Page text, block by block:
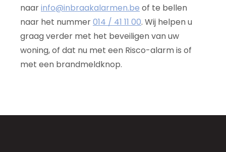
naarinfo@inbraakalarmen.be of te bellen
naar het nummer014 / 41 11 00. Wij helpen u
graag verder met het beveiligen van uw
woning, of dat nu met een Risco-alarm is of
met een brandmeldknop.